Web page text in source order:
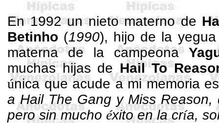
En 1992 un nieto materno de
Betinho (1990), hijo de la
materna de la campeona
muchas hijas deHail To
única que acude a mi memoria
aHail The Gang y Miss Reason,
pero sin muchoéxito en la cría,